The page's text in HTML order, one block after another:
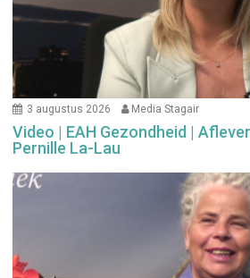
3 augustus 2026 Media Stagair
Video | EAH Gezondheid |
Pernille La-Lau